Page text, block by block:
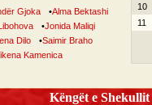
Gjoka •Alma Bektashi
•Jonida Maliqi
Dilo •Saimir Braho
Kamenica
10
11
Këngët e